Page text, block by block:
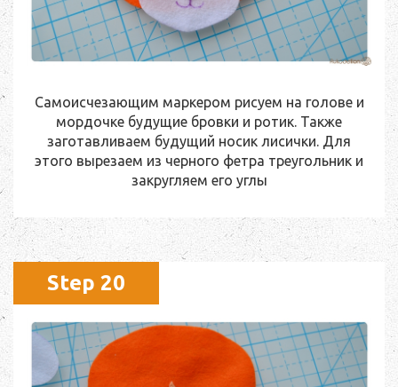
Самоисчезающим маркером рисуем на голове и
мордочке будущие бровки и ротик. Также
заготавливаем будущий носик лисички. Для
этого вырезаем из черного фетра треугольник и
закругляем его углы
Step 20